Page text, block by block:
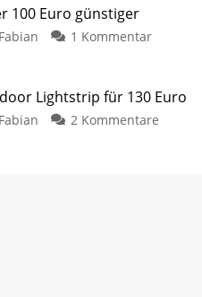
100 Euro günstiger
Fabian 1 Kommentar
Lightstrip für 130 Euro
Fabian 2 Kommentare